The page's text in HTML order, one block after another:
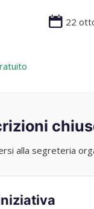
22
alla segreteria